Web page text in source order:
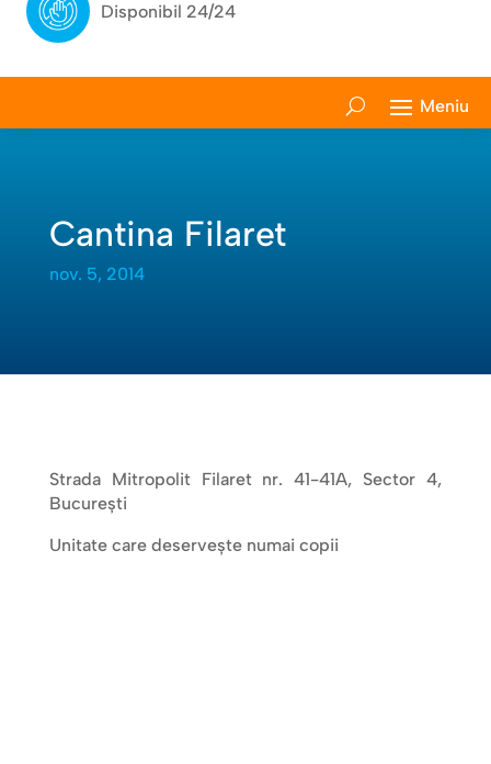
Disponibil 24/24
Cantina Filaret
nov. 5, 2014
Strada Mitropolit Filaret nr. 41-41A, Sector 4,
Bucureşti
Unitate care deserveşte numai copii